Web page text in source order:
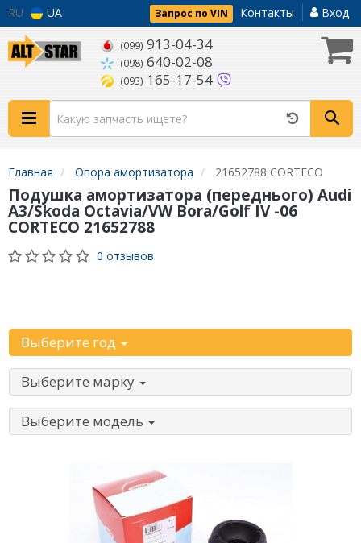
RU UA Запрос по VIN Контакты Вход
(099) 913-04-34
(098) 640-02-08
(093) 165-17-54
Главная Опора амортизатора 21652788 CORTECO
Подушка амортизатора (переднього) Audi
A3/Skoda Octavia/VW Bora/Golf IV -06
CORTECO 21652788
0 отзывов
Выберите год
Выберите марку
Выберите модель